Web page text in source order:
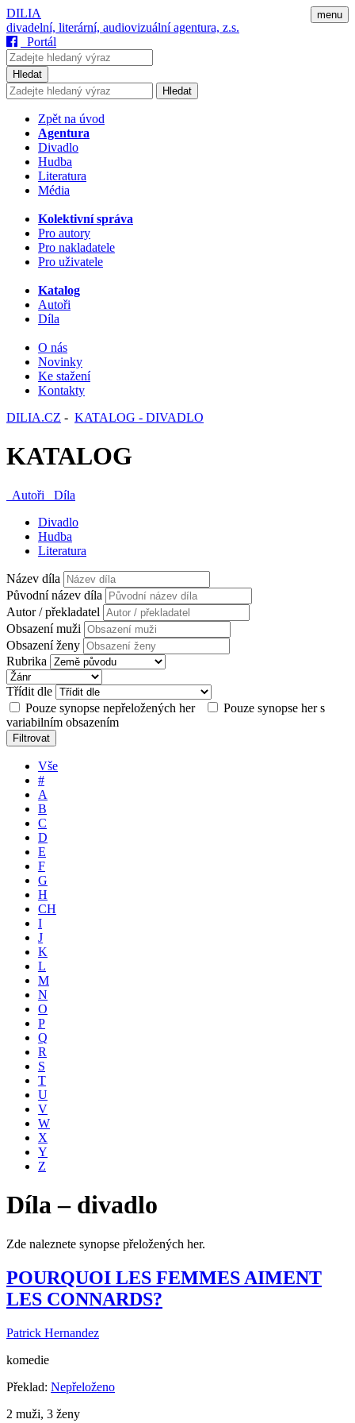
menu
DILIA
divadelní, literární, audiovizuální agentura, z.s.
Portál
Hledat
Hledat
Zpět na úvod
Agentura
Divadlo
Hudba
Literatura
Média
Kolektivní správa
Pro autory
Pro nakladatele
Pro uživatele
Katalog
Autoři
Díla
O nás
Novinky
Ke stažení
Kontakty
DILIA.CZ - KATALOG - DIVADLO
KATALOG
Autoři
Díla
Divadlo
Hudba
Literatura
Název díla
Původní název díla
Autor / překladatel
Obsazení muži
Obsazení ženy
Rubrika
Třídit dle
Pouze synopse nepřeložených her
Pouze synopse her s
variabilním obsazením
Filtrovat
Vše
#
A
B
C
D
E
F
G
H
CH
I
J
K
L
M
N
O
P
Q
R
S
T
U
V
W
X
Y
Z
Díla – divadlo
Zde naleznete synopse přeložených her.
POURQUOI LES FEMMES AIMENT
LES CONNARDS?
Patrick Hernandez
komedie
Překlad: Nepřeloženo
2 muži, 3 ženy